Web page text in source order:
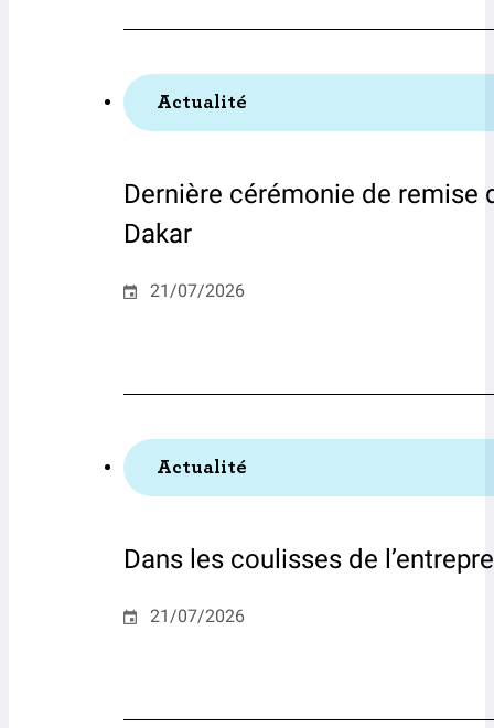
Actualité
Dernière cérémonie de remise
Dakar
21/07/2026
Actualité
Dans les coulisses de
21/07/2026